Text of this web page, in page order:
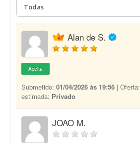
Alan de S.
Aceita
Submetido: 01/04/2026 às 19:56 | Oferta:
estimada: Privado
JOAO M.